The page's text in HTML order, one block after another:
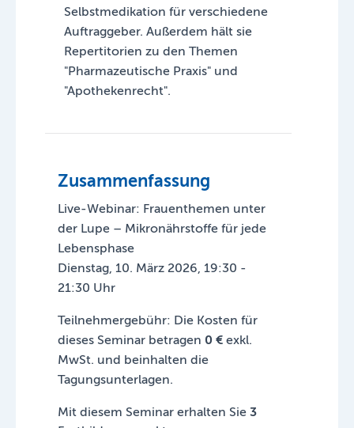
Selbstmedikation für verschiedene
Auftraggeber. Außerdem hält sie
Repertitorien zu den Themen
"Pharmazeutische Praxis" und
"Apothekenrecht".
Zusammenfassung
Live-Webinar: Frauenthemen unter
der Lupe – Mikronährstoffe für jede
Lebensphase
Dienstag, 10. März 2026, 19:30 -
21:30 Uhr
Teilnehmergebühr: Die Kosten für
dieses Seminar betragen 0 €exkl.
MwSt. und beinhalten die
Tagungsunterlagen.
Mit diesem Seminar erhalten Sie 3